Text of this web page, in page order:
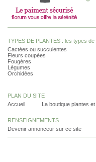
TYPES DE PLANTES : les types
Cactées ou succulentes
Fleurs coupées
Fougères
Légumes
Orchidées
PLAN DU SITE
Accueil
La boutique plantes
RENSEIGNEMENTS
Devenir annonceur sur ce site